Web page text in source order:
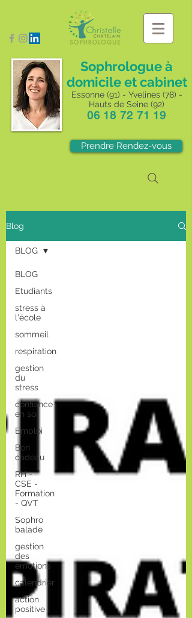
Sophrologue à
domicile et cabinet
Essonne (91) - Yvelines (78) -
Hauts de Seine (92)
06 18 72 71 19
Prendre Rendez-vous
Blog
BLOG
Etudiants
stress à
l'école
sommeil
respiration
gestion
du
stress
confiance
en soi
Emploi
Bon
cadeau
RH -
CSE -
Formation
- QVT
Sophro
balade
gestion
des
émotions
calendrier
action
positive
BLOG